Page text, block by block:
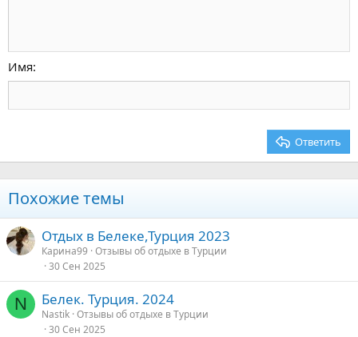
18
22
Tahoma
Times New Roman
Заголовок 2
Заголовок 3
Имя
Ответить
Похожие темы
Отдых в Белеке,Турция 2023
Карина99 Отзывы об отдыхе в Турции
30 Сен 2025
N Белек. Турция. 2024
Nastik Отзывы об отдыхе в Турции
30 Сен 2025